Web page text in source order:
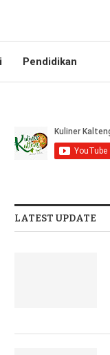
Pendidikan
LATEST UPDATE